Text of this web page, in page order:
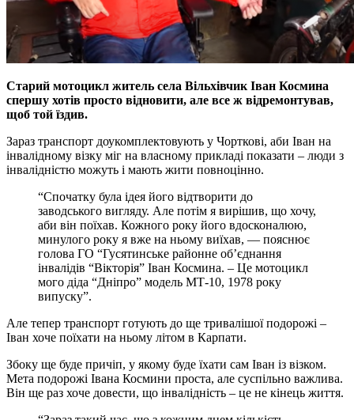
Старий мотоцикл житель села Вiльхiвчик Iван Космина
спершу хотiв просто вiдновити, але все ж вiдремонтував,
щоб той їздив.
Зараз транспорт доукомплектовують у Чортковi, аби Iван на
iнвалiдному вiзку мiг на власному прикладi показати – люди з
iнвалiднiстю можуть i мають жити повноцiнно.
“Спочатку була iдея його вiдтворити до
заводського вигляду. Але потiм я вирiшив, що хочу,
аби вiн поїхав. Кожного року його вдосконалюю,
минулого року я вже на ньому виїхав, — пояснює
голова ГО “Гусятинське районне об’єднання
iнвалiдiв “Вiкторiя” Iван Космина. – Це мотоцикл
мого дiда “Днiпро” модель МТ-10, 1978 року
випуску”.
Але тепер транспорт готують до ще тривалiшої подорожi –
Iван хоче поїхати на ньому лiтом в Карпати.
Збоку ще буде причiп, у якому буде їхати сам Iван iз вiзком.
Мета подорожi Iвана Космини проста, але суспiльно важлива.
Вiн ще раз хоче довести, що iнвалiднiсть – це не кiнець життя.